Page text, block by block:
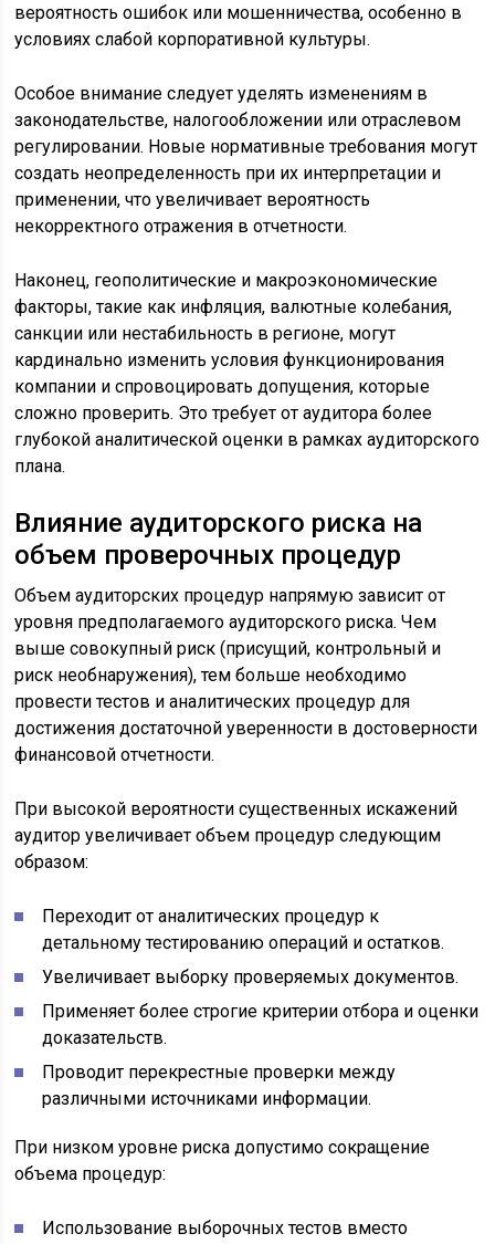
вероятность ошибок или мошенничества, особенно в
условиях слабой корпоративной культуры.
Особое внимание следует уделять изменениям в
законодательстве, налогообложении или отраслевом
регулировании. Новые нормативные требования могут
создать неопределенность при их интерпретации и
применении, что увеличивает вероятность
некорректного отражения в отчетности.
Наконец, геополитические и макроэкономические
факторы, такие как инфляция, валютные колебания,
санкции или нестабильность в регионе, могут
кардинально изменить условия функционирования
компании и спровоцировать допущения, которые
сложно проверить. Это требует от аудитора более
глубокой аналитической оценки в рамках аудиторского
плана.
Влияние аудиторского риска на
объем проверочных процедур
Объем аудиторских процедур напрямую зависит от
уровня предполагаемого аудиторского риска. Чем
выше совокупный риск (присущий, контрольный и
риск необнаружения), тем больше необходимо
провести тестов и аналитических процедур для
достижения достаточной уверенности в достоверности
финансовой отчетности.
При высокой вероятности существенных искажений
аудитор увеличивает объем процедур следующим
образом:
Переходит от аналитических процедур к
детальному тестированию операций и остатков.
Увеличивает выборку проверяемых документов.
Применяет более строгие критерии отбора и оценки
доказательств.
Проводит перекрестные проверки между
различными источниками информации.
При низком уровне риска допустимо сокращение
объема процедур:
Использование выборочных тестов вместо